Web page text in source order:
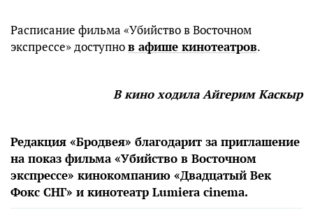
Расписание фильма «Убийство в Восточном
экспрессе» доступнов афише кинотеатров.
В кино ходила Айгерим Каскыр
Редакция «Бродвея» благодарит за приглашение
на показ фильма «Убийство в Восточном
экспрессе» кинокомпанию «Двадцатый Век
Фокс СНГ» и кинотеатр Lumiera cinema.